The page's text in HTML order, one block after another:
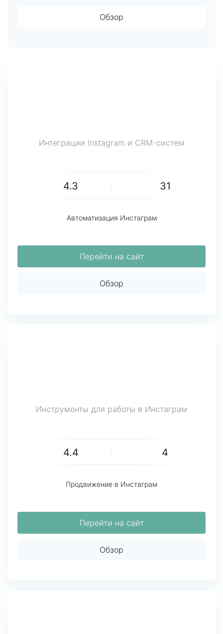
Обзор
Интеграции Instagram и CRM-систем
4.3 31
Автоматизация Инстаграм
Перейти на сайт
Обзор
Инструменты для работы в Инстаграм
4.4 4
Продвижение в Инстаграм
Перейти на сайт
Обзор